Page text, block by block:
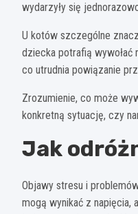
wydarzyły się
U kotów szczególne
dziecka potrafią wywołać
co utrudnia powiązanie
Zrozumienie, co może
konkretną sytuację, czy
Jak
Objawy stresu i
mogą wynikać z napięcia,